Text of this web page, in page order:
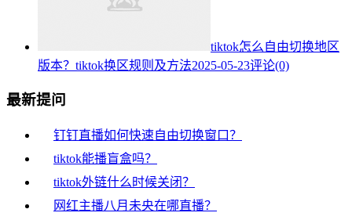
tiktok怎么自由切换地区
版本？tiktok换区规则及方法2025-05-23评论(0)
最新提问
钉钉直播如何快速自由切换窗口？
tiktok能播盲盒吗？
tiktok外链什么时候关闭？
网红主播八月未央在哪直播？